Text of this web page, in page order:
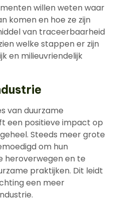
willen weten waar
komen en hoe ze zijn
van traceerbaarheid
welke stappen er zijn
en milieuvriendelijk
van duurzame
een positieve impact op
Steeds meer grote
om hun
heroverwegen en te
praktijken. Dit leidt
een meer